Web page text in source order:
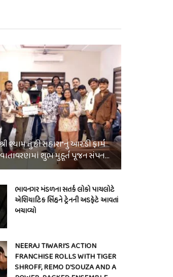
શ્યામ તું હી સહારા”નું આર.ડી ફાર્મ
શુભ મુહૂર્ત પૂજન સંપન…
ભાવનગર મંડળના સતર્ક લોકો પાયલોટે
એશિયાટિક સિંહને ટ્રેનની અડફેટે આવતાં
બચાવ્યો
NEERAJ TIWARI’S ACTION
FRANCHISE ROLLS WITH TIGER
SHROFF, REMO D’SOUZA AND A